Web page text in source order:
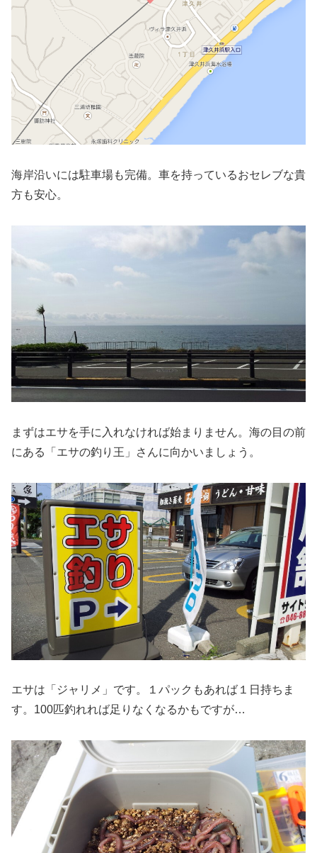
海岸沿いには駐車場も完備。車を持っているおセレブな貴
方も安心。
まずはエサを手に入れなければ始まりません。海の目の前
にある「エサの釣り王」さんに向かいましょう。
エサは「ジャリメ」です。１パックもあれば１日持ちま
す。100匹釣れれば足りなくなるかもですが…